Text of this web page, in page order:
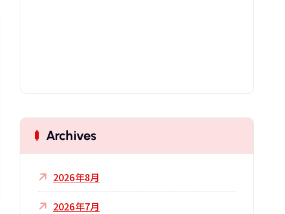
Archives
2026年8月
2026年7月